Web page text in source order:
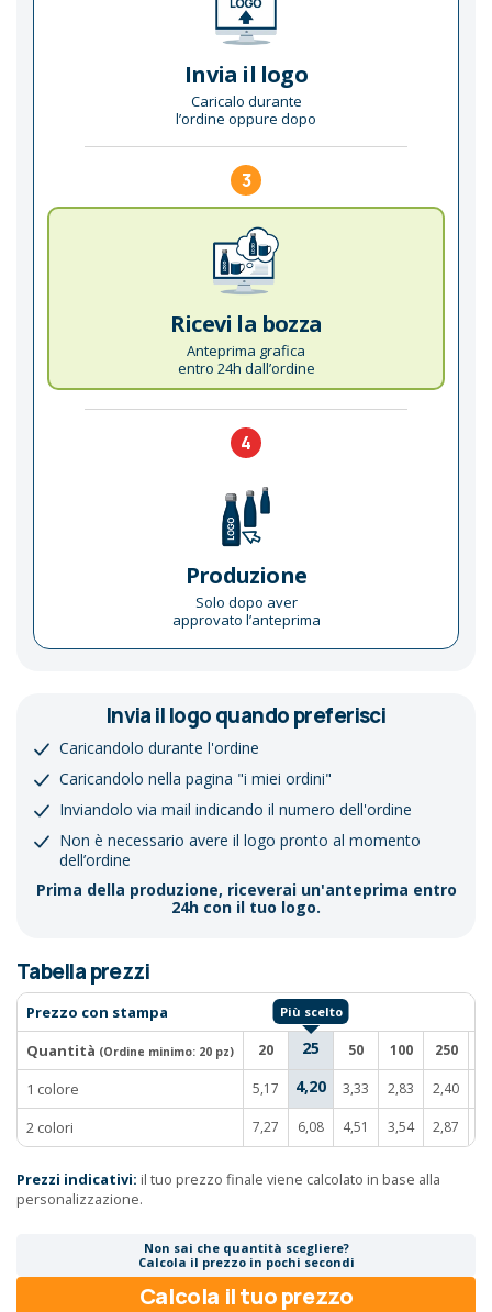
Invia il logo
Caricalo durante
l’ordine oppure dopo
3
Ricevi la bozza
Anteprima grafica
entro 24h dall’ordine
4
Produzione
Solo dopo aver
approvato l’anteprima
Invia il logo quando preferisci
Caricandolo durante l'ordine
Caricandolo nella pagina "i miei ordini"
Inviandolo via mail indicando il numero dell'ordine
Non è necessario avere il logo pronto al momento
dell’ordine
Prima della produzione, riceverai un'anteprima entro
24h con il tuo logo.
Tabella prezzi
Prezzo con stampa
Quantità (Ordine minimo: 20 pz) 20 25 50 100 250
1 colore 5,17 4,20 3,33 2,83 2,40
2 colori 7,27 6,08 4,51 3,54 2,87
Prezzi indicativi: il tuo prezzo finale viene calcolato in base alla
personalizzazione.
Non sai che quantità scegliere?
Calcola il prezzo in pochi secondi
Calcola il tuo prezzo